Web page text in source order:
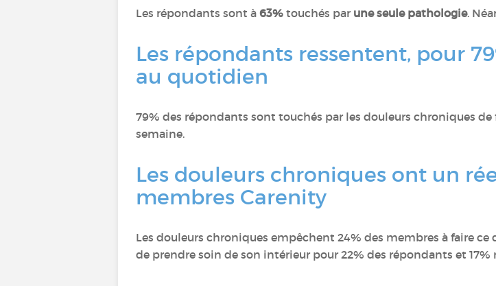
Les répondants sont à 63% touchés par une seule pathologie.
Les répondants ressentent, pour
au quotidien
79% des répondants sont touchés par les douleurs chroniques
semaine.
Les douleurs chroniques ont un
membres Carenity
Les douleurs chroniques empêchent 24% des membres à faire
de prendre soin de son intérieur pour 22% des répondants et